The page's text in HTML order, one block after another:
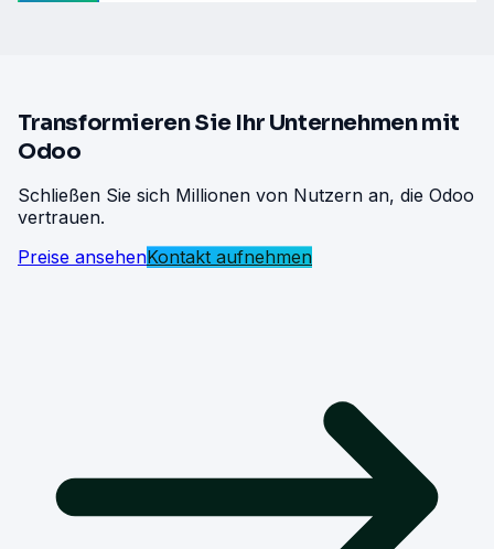
Transformieren Sie Ihr Unternehmen mit
Odoo
Schließen Sie sich Millionen von Nutzern an, die Odoo
vertrauen.
Preise ansehenKontakt aufnehmen